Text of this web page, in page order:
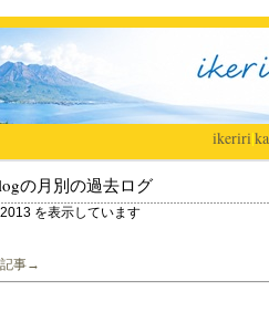
ikeriri|
の月別の過去ログ
を表示しています
事→